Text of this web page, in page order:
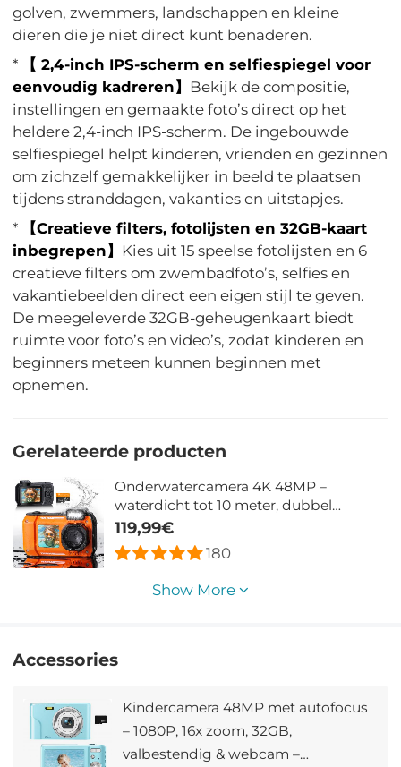
golven, zwemmers, landschappen en kleine
dieren die je niet direct kunt benaderen.
*
【 2,4-inch IPS-scherm en selfiespiegel voor
eenvoudig kadreren】 Bekijk de compositie,
instellingen en gemaakte foto’s direct op het
heldere 2,4-inch IPS-scherm. De ingebouwde
selfiespiegel helpt kinderen, vrienden en gezinnen
om zichzelf gemakkelijker in beeld te plaatsen
tijdens stranddagen, vakanties en uitstapjes.
*
【Creatieve filters, fotolijsten en 32GB-kaart
inbegrepen】 Kies uit 15 speelse fotolijsten en 6
creatieve filters om zwembadfoto’s, selfies en
vakantiebeelden direct een eigen stijl te geven.
De meegeleverde 32GB-geheugenkaart biedt
ruimte voor foto’s en video’s, zodat kinderen en
beginners meteen kunnen beginnen met
opnemen.
Gerelateerde producten
Onderwatercamera 4K 48MP –
waterdicht tot 10 meter, dubbel
scherm, SOS-noodlicht & 2500mAh –
voor snorkelen, zwemmen en kinderen
119,99€
180
Show More
Accessories
Kindercamera 48MP met autofocus
– 1080P, 16x zoom, 32GB,
valbestendig & webcam –